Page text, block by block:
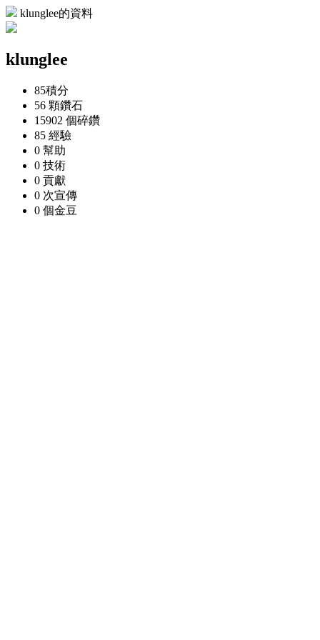
klunglee的資料
klunglee
85積分
56 顆鑽石
15902 個碎鑽
85 經驗
0 幫助
0 技術
0 貢獻
0 次宣傳
0 個金豆